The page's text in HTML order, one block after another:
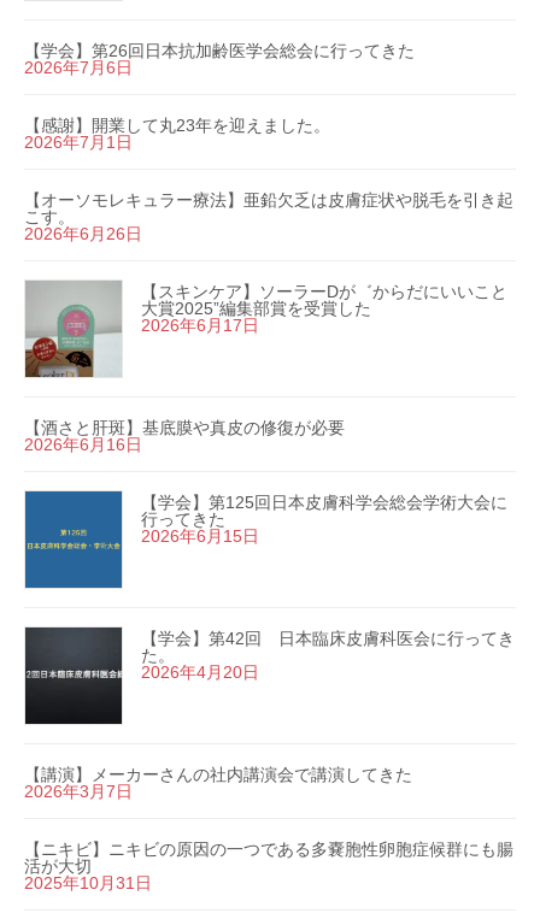
【学会】第26回日本抗加齢医学会総会に行ってきた
2026年7月6日
【感謝】開業して丸23年を迎えました。
2026年7月1日
【オーソモレキュラー療法】亜鉛欠乏は皮膚症状や脱毛を引き起
こす。
2026年6月26日
【スキンケア】ソーラーDが゛からだにいいこと
大賞2025”編集部賞を受賞した
2026年6月17日
【酒さと肝斑】基底膜や真皮の修復が必要
2026年6月16日
【学会】第125回日本皮膚科学会総会学術大会に
行ってきた
2026年6月15日
【学会】第42回 日本臨床皮膚科医会に行ってき
た。
2026年4月20日
【講演】メーカーさんの社内講演会で講演してきた
2026年3月7日
【ニキビ】ニキビの原因の一つである多嚢胞性卵胞症候群にも腸
活が大切
2025年10月31日